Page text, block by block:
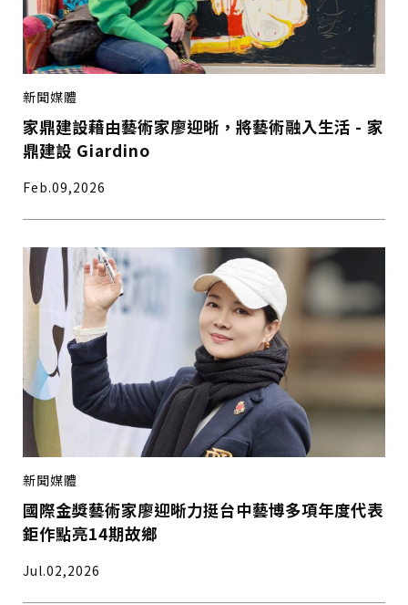
新聞媒體
家鼎建設藉由藝術家廖迎晰，將藝術融入生活 - 家
鼎建設 Giardino
Feb.09,2026
新聞媒體
國際金獎藝術家廖迎晰力挺台中藝博多項年度代表
鉅作點亮14期故鄉
Jul.02,2026